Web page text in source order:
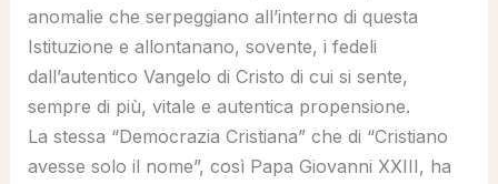
anomalie che serpeggiano all’interno di questa
Istituzione e allontanano, sovente, i fedeli
dall’autentico Vangelo di Cristo di cui si sente,
sempre di più, vitale e autentica propensione.
La stessa “Democrazia Cristiana” che di “Cristiano
avesse solo il nome”, così Papa Giovanni XXIII, ha